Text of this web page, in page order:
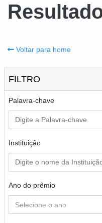
Voltar para home
FILTRO
Palavra-chave
Instituição
Ano do prêmio
Selecione o ano